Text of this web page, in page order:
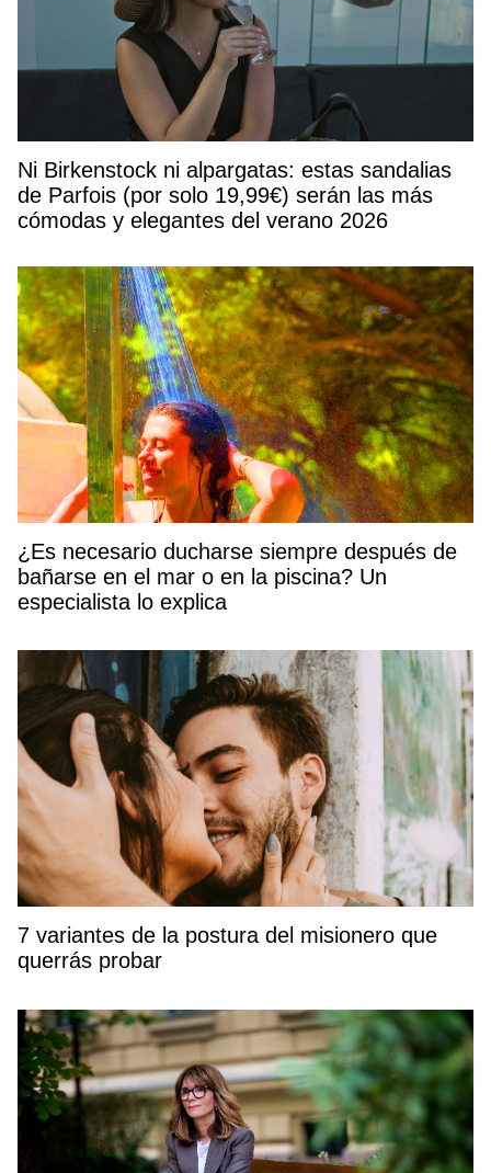
Ni Birkenstock ni alpargatas: estas sandalias
de Parfois (por solo 19,99€) serán las más
cómodas y elegantes del verano 2026
¿Es necesario ducharse siempre después de
bañarse en el mar o en la piscina? Un
especialista lo explica
7 variantes de la postura del misionero que
querrás probar